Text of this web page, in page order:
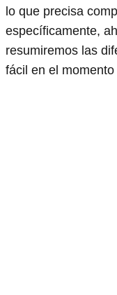
lo que precisa
específicamente,
resumiremos las
fácil en el